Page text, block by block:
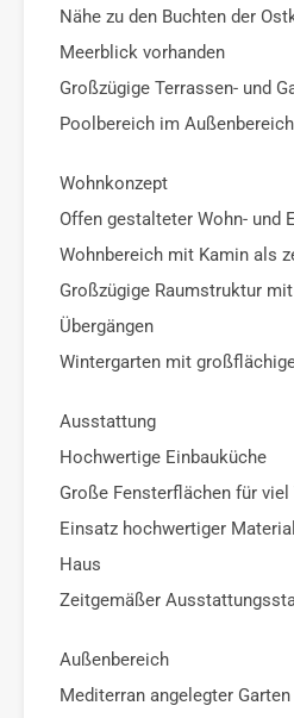
Nähe zu den Buchten der
Meerblick vorhanden
Großzügige Terrassen- und
Poolbereich im Außenbereich
Wohnkonzept
Offen gestalteter Wohn- und
Wohnbereich mit Kamin als
Großzügige Raumstruktur
Übergängen
Wintergarten mit
Ausstattung
Hochwertige Einbauküche
Große Fensterflächen für
Einsatz hochwertiger
Haus
Zeitgemäßer
Außenbereich
Mediterran angelegter Garten